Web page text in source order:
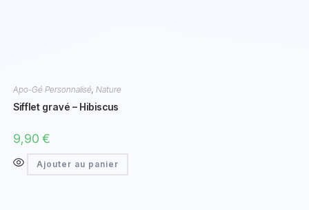
Apo-Gé Personnalisé, Nature
Sifflet gravé – Hibiscus
9,90 €
Ajouter au panier